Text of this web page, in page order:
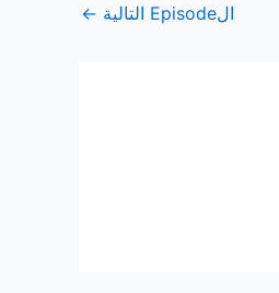
الEpisode التالية ←